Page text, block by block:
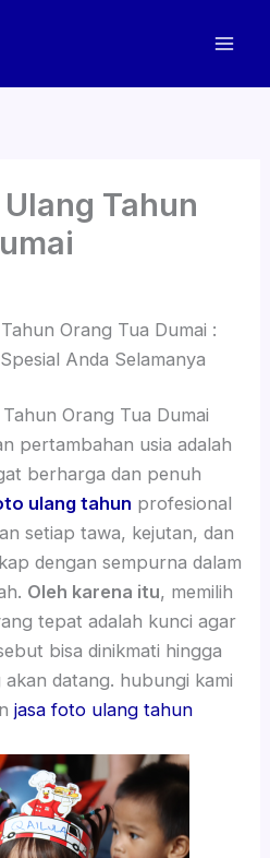
Tahun
Orang Tua Dumai :
Anda Selamanya
Orang Tua Dumai
pertambahan usia adalah
berharga dan penuh
ulang tahun profesional
setiap tawa, kejutan, dan
dengan sempurna dalam
Oleh karena itu, memilih
tepat adalah kunci agar
bisa dinikmati hingga
datang. hubungi kami
jasa foto ulang tahun